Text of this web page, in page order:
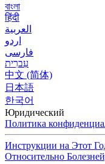
বাংলা
हिंदी
العربية
اردو
فارسی
עִברִית
中文 (简体)
日本語
한국어
Юридический
Политика
Инструкции на Этот
Относительно